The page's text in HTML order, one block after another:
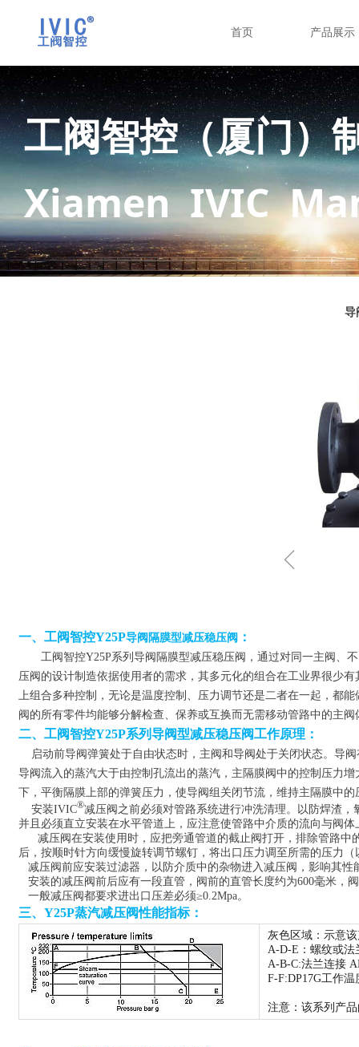
首页 产品展示
工阀智控（厦门）
Xiamen IVIC
导
ꁆ
一、 工阀智控Y25P导阀隔膜型减压稳压阀 ：
工阀智控Y25P系列导阀隔膜型减压稳压阀，通过对同一主阀、
压阀的设计制造依据使用者的需求，其多元化的组合在工业界很少
上组合多种控制，无论是温度控制、压力调节还是二者在一起，都
阀 的所有零件均能够分解检查、保养或互换而无需移动管路中的主
二、工阀智控Y25P系列导阀型减压稳压阀工作原理：
启动前导阀弹簧处于自由状态时，主阀和导阀处于关闭状态。导
导阀流入的蒸汽大于由控制孔流出的蒸汽，主隔膜阀中的控制压力
下，平衡隔膜上部的弹簧压力，使导阀组关闭节流，维持主隔膜中
安装IVIC®减压阀之前必须对管路系统进行冲洗清理。以防焊渣
并且必须直立安装在水平管道上，应注意使管路中介质的流向与阀
减压阀在安装使用时，应把旁通管道的截止阀打开，排除管路中
后，按顺时针方向缓慢旋转调节螺钉，将出口压力调至所需的压力
减压阀前应安装过滤器，以防介质中的杂物进入减压阀，影响其性
安装的减压阀前后应有一段直管，阀前的直管长度约为600毫米，
一般减压阀都要求进出口压差必须≥0.2Mpa。
三、Y25P蒸汽减压阀性能指标：
灰色区域：示意
A-D-E：螺纹或法
A-B-C:法兰连接
F-F:DP17G工作
注意：该系列产